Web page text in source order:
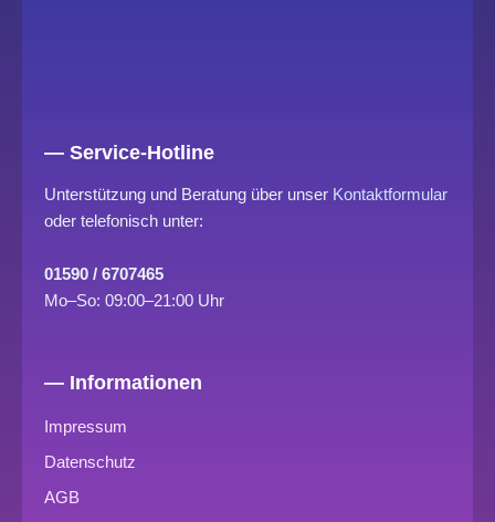
— Service-Hotline
Unterstützung und Beratung über unser Kontaktformular
oder telefonisch unter:
01590 / 6707465
Mo–So: 09:00–21:00 Uhr
— Informationen
Impressum
Datenschutz
AGB